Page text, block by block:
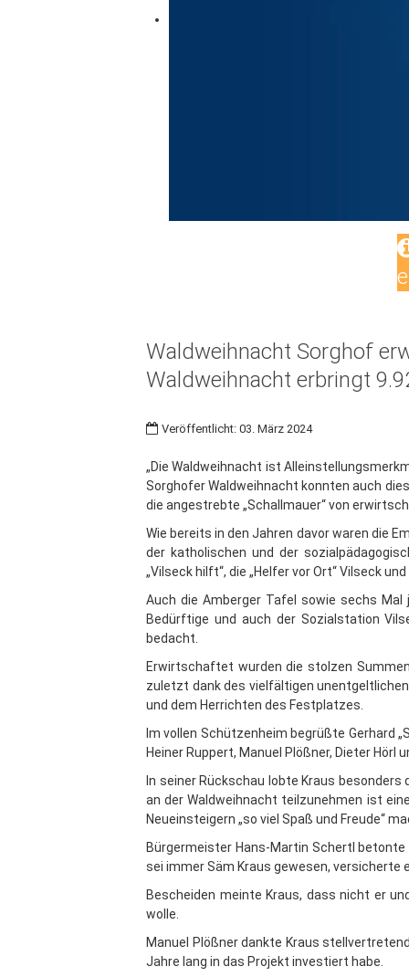
Waldweihnacht Sorghof
Waldweihnacht erbringt
Veröffentlicht: 03. März 2024
„Die Waldweihnacht ist
Sorghofer Waldweihnacht konnten auch
die angestrebte „Schallmauer“ von
Wie bereits in den Jahren davor waren die
der katholischen und der
„Vilseck hilft“, die „Helfer vor Ort“ Vilseck
Auch die Amberger Tafel sowie sechs
Bedürftige und auch der Sozialstation
bedacht.
Erwirtschaftet wurden die stolzen
zuletzt dank des vielfältigen
und dem Herrichten des Festplatzes.
Im vollen Schützenheim begrüßte Gerhard
Heiner Ruppert, Manuel Plößner, Dieter Hörl
In seiner Rückschau lobte Kraus besonders
an der Waldweihnacht teilzunehmen ist
Neueinsteigern „so viel Spaß und Freude“
Bürgermeister Hans-Martin Schertl betonte
sei immer Säm Kraus gewesen, versicherte
Bescheiden meinte Kraus, dass nicht er
wolle.
Manuel Plößner dankte Kraus
Jahre lang in das Projekt investiert habe.